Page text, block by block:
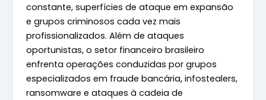
constante, superfícies de ataque em expansão
e grupos criminosos cada vez mais
profissionalizados. Além de ataques
oportunistas, o setor financeiro brasileiro
enfrenta operações conduzidas por grupos
especializados em fraude bancária, infostealers,
ransomware e ataques à cadeia de